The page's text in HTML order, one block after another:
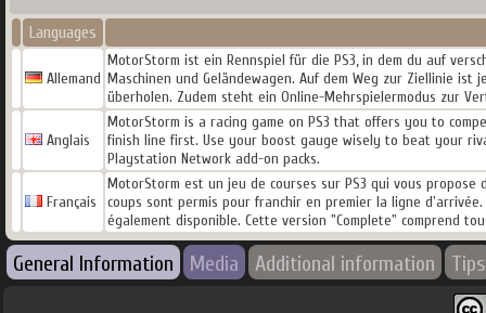
Languages
Allemand
MotorStorm ist ein Rennspiel für die PS3, in dem du auf
Maschinen und Geländewagen. Auf dem Weg zur Ziellinie
überholen. Zudem steht ein Online-Mehrspielermodus zur
Anglais
MotorStorm is a racing game on PS3 that offers you to
finish line first. Use your boost gauge wisely to beat your
Playstation Network add-on packs.
Français
MotorStorm est un jeu de courses sur PS3 qui vous propose
coups sont permis pour franchir en premier la ligne
également disponible. Cette version "Complete" comprend
General Information Media Additional information Tips